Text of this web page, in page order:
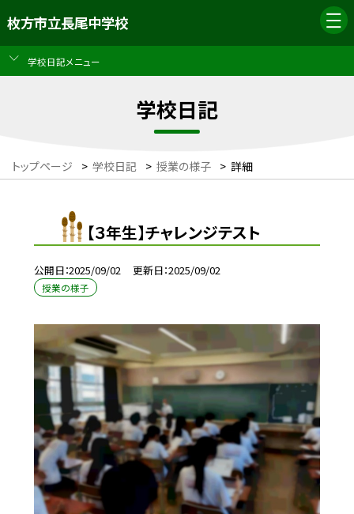
枚方市立長尾中学校
学校日記メニュー
学校日記
トップページ > 学校日記 > 授業の様子 > 詳細
【３年生】チャレンジテスト
公開日 2025/09/02 更新日 2025/09/02
授業の様子